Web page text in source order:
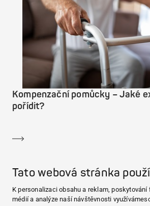
Tato webová stránka
K personalizaci obsahu a reklam,
médií a analýze naší návštěvnosti
Kompenzační pomůcky – Jaké
pořídit?
Zobrazit více
KONTAKT A VÍCE